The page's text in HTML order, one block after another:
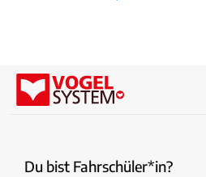
Du bist Fahrschüler*in?